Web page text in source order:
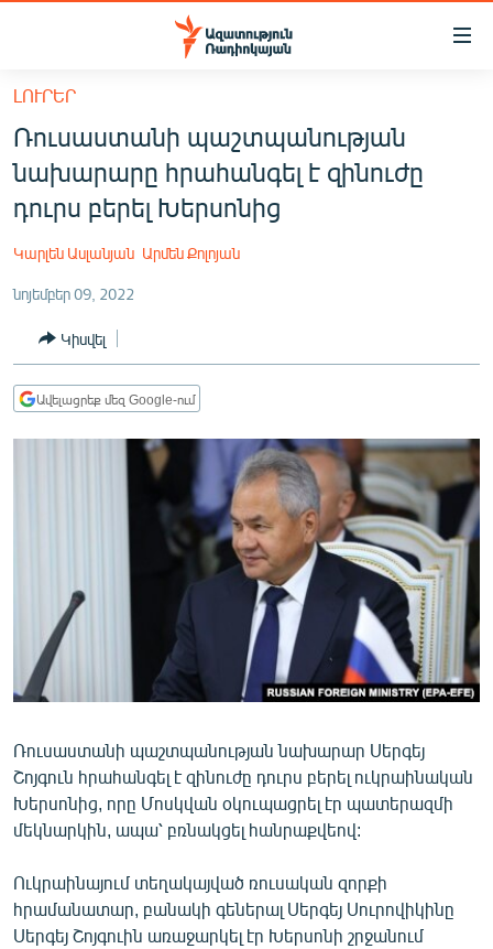
Մատչելիության
հիմնական
բովանդակությանը
Անցնել
հիմնական
մենյուին
ՔԱՂԱՔԱԿԱՆ
ՏՆՏԵՍՈՒԹՅՈՒՆ
ՂԱՐԱԲԱՂ
ՄԻՋԱԶԳԱՅԻՆ
ՍՊՈՐՏ
ՄԵԿՆԱԲԱՆՈՒԹՅՈՒՆ
ՏՏ ԵՒ ԻՆՏԵՐՆԵՏ
ԱՐԽԻՎ
ՏԵՍԱՆՅՈՒԹԵՐ
ԲԱՆԱՎԵՃ
ՓՈԴՔԱՍԹ
ԼՈՒՐԵՐ
Ռուսաստանի պաշտպանության
նախարարը հրահանգել է զինուժը
դուրս բերել Խերսոնից
Կարլեն Ասլանյան Արմեն Քոլոյան
նոյեմբեր 09, 2022
Կիսվել
Ավելացրեք մեզ Google-ում
Ռուսաստանի պաշտպանության նախարար Սերգեյ
Շոյգուն հրահանգել է զինուժը դուրս բերել ուկրաինական
Խերսոնից, որը Մոսկվան օկուպացրել էր պատերազմի
մեկնարկին, ապա՝ բռնակցել հանրաքվեով:
Ուկրաինայում տեղակայված ռուսական զորքի
հրամանատար, բանակի գեներալ Սերգեյ Սուրովիկինը
Սերգեյ Շոյգուին առաջարկել էր Խերսոնի շրջանում